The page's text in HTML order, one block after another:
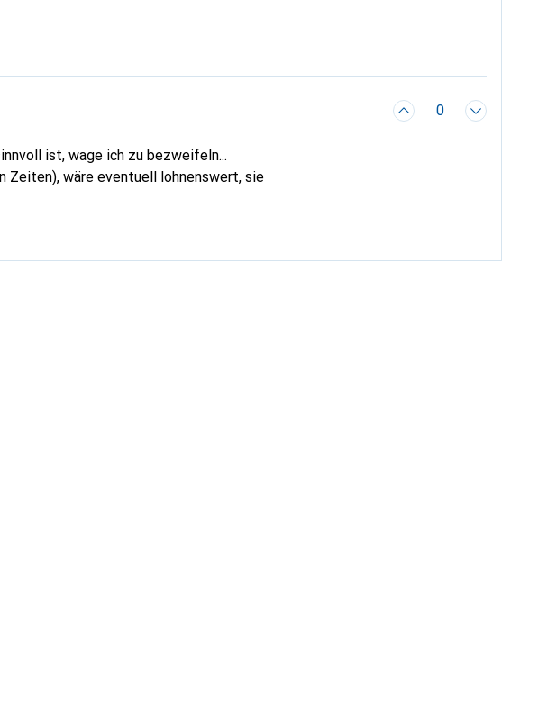
0
ist, wage ich zu bezweifeln...
Zeiten), wäre eventuell lohnenswert, sie